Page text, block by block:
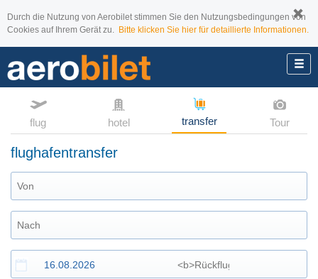
Durch die Nutzung von Aerobilet stimmen Sie den Nutzungsbedingungen von
Cookies auf Ihrem Gerät zu. Bitte klicken Sie hier für detaillierte Informationen.
flug hotel transfer Tour
flughafentransfer